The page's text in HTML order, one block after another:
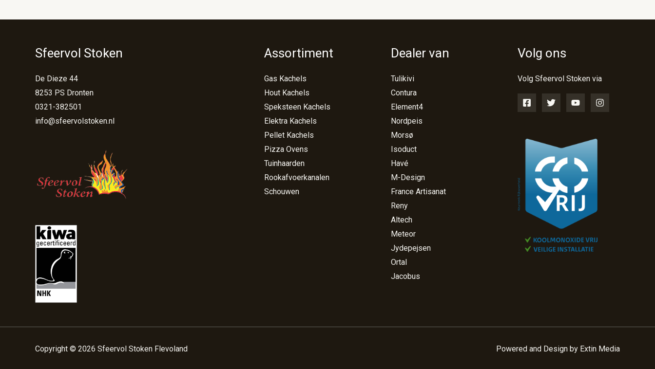
Sfeervol Stoken
De Dieze 44
8253 PS Dronten
0321-382501
info@sfeervolstoken.nl
Assortiment
Gas Kachels
Hout Kachels
Speksteen Kachels
Elektra Kachels
Pellet Kachels
Pizza Ovens
Tuinhaarden
Rookafvoerkanalen
Schouwen
Dealer van
Tulikivi
Contura
Element4
Nordpeis
Morsø
Isoduct
Havé
M-Design
France Artisanat
Reny
Altech
Meteor
Jydepejsen
Ortal
Jacobus
Volg ons
Volg Sfeervol Stoken via
Copyright © 2026 Sfeervol Stoken Flevoland Powered and Design by Extin Media